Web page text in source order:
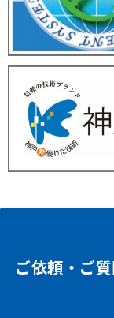
ご依頼・ご